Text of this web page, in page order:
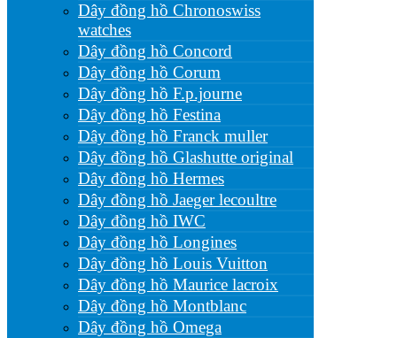
Dây đồng hồ Chronoswiss
watches
Dây đồng hồ Concord
Dây đồng hồ Corum
Dây đồng hồ F.p.journe
Dây đồng hồ Festina
Dây đồng hồ Franck muller
Dây đồng hồ Glashutte original
Dây đồng hồ Hermes
Dây đồng hồ Jaeger lecoultre
Dây đồng hồ IWC
Dây đồng hồ Longines
Dây đồng hồ Louis Vuitton
Dây đồng hồ Maurice lacroix
Dây đồng hồ Montblanc
Dây đồng hồ Omega